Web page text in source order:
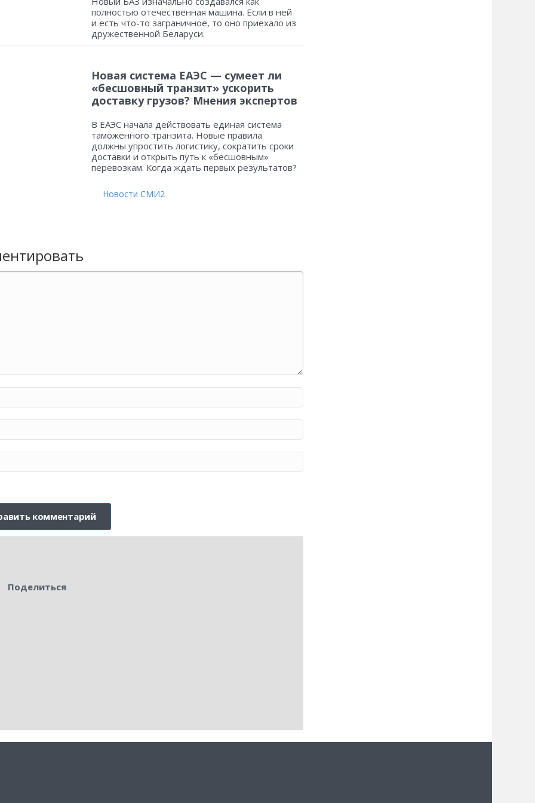
полностью отечественная машина. Если в ней
и есть что-то заграничное, то оно приехало из
дружественной Беларуси.
Новая система ЕАЭС — сумеет ли
«бесшовный транзит» ускорить
доставку грузов? Мнения экспертов
В ЕАЭС начала действовать единая система
таможенного транзита. Новые правила
должны упростить логистику, сократить сроки
доставки и открыть путь к «бесшовным»
перевозкам. Когда ждать первых результатов?
Новости СМИ2
Поделиться